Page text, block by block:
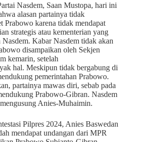
Nasdem, Saan Mustopa, hari ini
alasan partainya tidak
Prabowo karena tidak mendapat
strategis atau kementerian yang
Kabar Nasdem tidak akan
disampaikan oleh Sekjen
kemarin, setelah
hal. Meskipun tidak bergabung di
pemerintahan Prabowo.
partainya mawas diri, sebab pada
Prabowo-Gibran. Nasdem
Anies-Muhaimin.
Pilpres 2024, Anies Baswedan
mendapat undangan dari MPR